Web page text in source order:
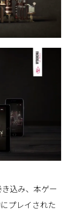
込み、本ゲー
プレイされた